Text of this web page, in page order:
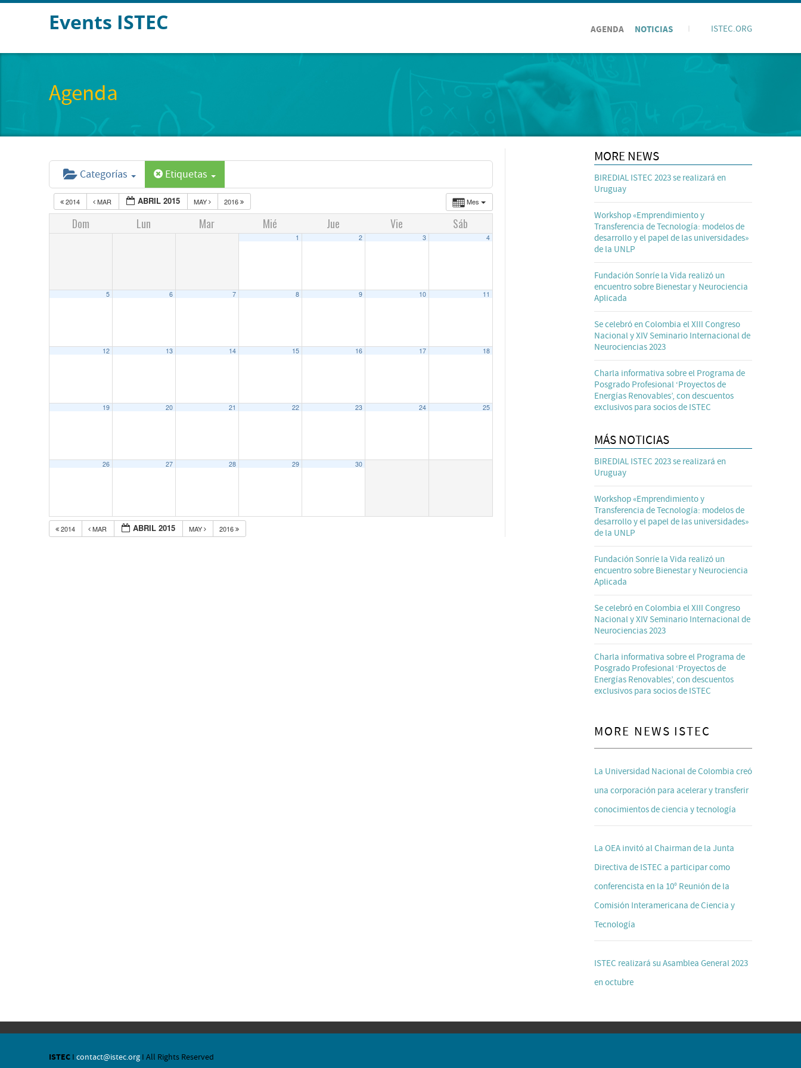
Events ISTEC AGENDA NOTICIAS ISTEC.ORG
Agenda
Categorías Etiquetas
Mes
2014 MAR ABRIL 2015 MAY 2016
Dom Lun Mar Mié Jue Vie Sáb
1 2 3 4
5 6 7 8 9 10 11
12 13 14 15 16 17 18
19 20 21 22 23 24 25
26 27 28 29 30
2014 MAR ABRIL 2015 MAY 2016
MORE NEWS
BIREDIAL ISTEC 2023 se realizará en
Uruguay
Workshop «Emprendimiento y
Transferencia de Tecnología: modelos de
desarrollo y el papel de las universidades»
de la UNLP
Fundación Sonríe la Vida realizó un
encuentro sobre Bienestar y Neurociencia
Aplicada
Se celebró en Colombia el XIII Congreso
Nacional y XIV Seminario Internacional de
Neurociencias 2023
Charla informativa sobre el Programa de
Posgrado Profesional ‘Proyectos de
Energías Renovables’, con descuentos
exclusivos para socios de ISTEC
MÁS NOTICIAS
BIREDIAL ISTEC 2023 se realizará en
Uruguay
Workshop «Emprendimiento y
Transferencia de Tecnología: modelos de
desarrollo y el papel de las universidades»
de la UNLP
Fundación Sonríe la Vida realizó un
encuentro sobre Bienestar y Neurociencia
Aplicada
Se celebró en Colombia el XIII Congreso
Nacional y XIV Seminario Internacional de
Neurociencias 2023
Charla informativa sobre el Programa de
Posgrado Profesional ‘Proyectos de
Energías Renovables’, con descuentos
exclusivos para socios de ISTEC
MORE NEWS ISTEC
La Universidad Nacional de Colombia creó
una corporación para acelerar y transferir
conocimientos de ciencia y tecnología
La OEA invitó al Chairman de la Junta
Directiva de ISTEC a participar como
conferencista en la 10° Reunión de la
Comisión Interamericana de Ciencia y
Tecnología
ISTEC realizará su Asamblea General 2023
en octubre
ISTEC I contact@istec.org I All Rights Reserved